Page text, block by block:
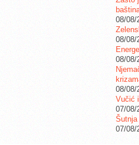
08/08/
08/08/
08/08/
08/08/
Vučić
07/08/
07/08/